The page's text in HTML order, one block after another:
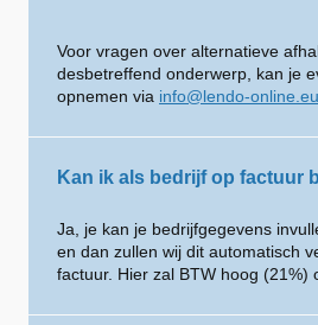
Voor vragen over alternatieve
desbetreffend onderwerp, kan je
opnemen via info@lendo-online.eu
Kan ik als bedrijf op factuur
Ja, je kan je bedrijfgegevens
en dan zullen wij dit automatisch
factuur. Hier zal BTW hoog (21%)